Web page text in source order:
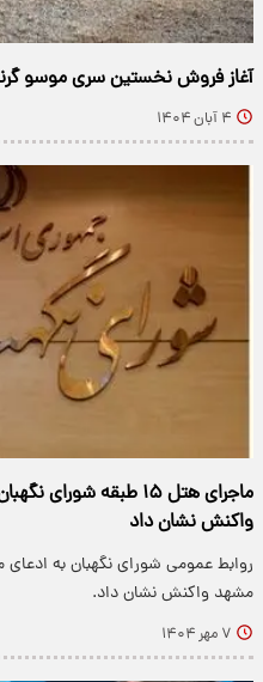
آغاز فروش نخستین سری موسو
۴ آبان ۱۴۰۴
ماجرای هتل ۱۵ طبقه
واکنش نشان داد
روابط عمومی شورای نگهبان به
مشهد واکنش نشان داد.
۷ مهر ۱۴۰۴